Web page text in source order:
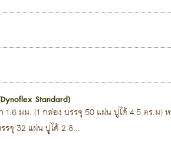
Standard)
1.6 มม. (1 กล่อง บรรจุ 50 แผ่น ปูได้ 4.5 ตร.ม)
รจุ 32 แผ่น ปูได้ 2.8...